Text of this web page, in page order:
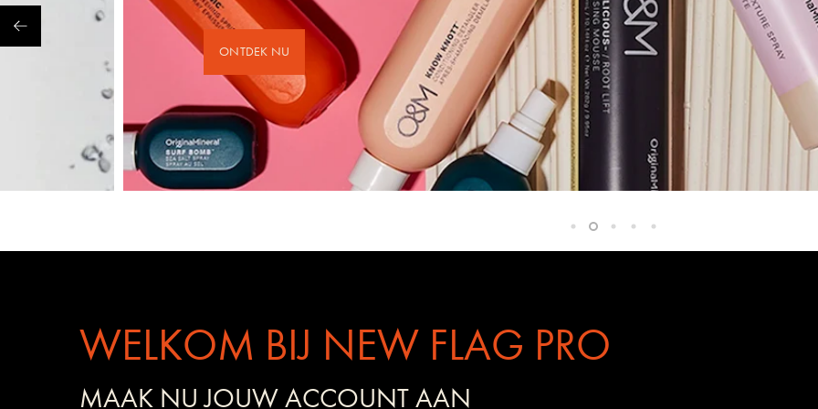
ONTDEK NU
WELKOM BIJ NEW FLAG PRO
MAAK NU JOUW ACCOUNT AAN